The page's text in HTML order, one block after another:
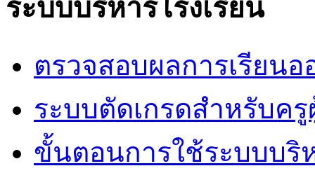
ระบบบริหารโรงเรียน
ตรวจสอบผลการเรียน
ระบบตัดเกรดสำหรับค
ขั้นตอนการใช้ระบบบริ